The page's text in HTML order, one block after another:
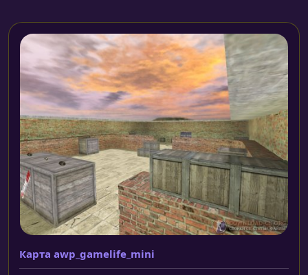
Карта awp_gamelife_mini